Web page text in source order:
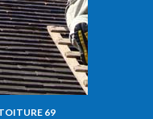
69